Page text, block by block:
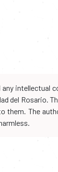
any intellectual
del Rosario.
them. The